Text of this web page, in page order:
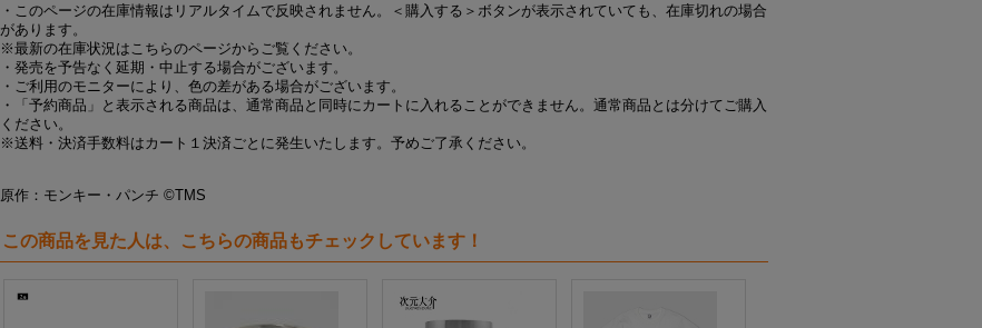
・このページの在庫情報はリアルタイムで反映されません。＜購入する＞ボタンが表示されていても、在庫切れの場合
があります。
※最新の在庫状況はこちらのページからご覧ください。
・発売を予告なく延期・中止する場合がございます。
・ご利用のモニターにより、色の差がある場合がございます。
・「予約商品」と表示される商品は、通常商品と同時にカートに入れることができません。通常商品とは分けてご購入
ください。
※送料・決済手数料はカート１決済ごとに発生いたします。予めご了承ください。
原作：モンキー・パンチ ©TMS
この商品を見た人は、こちらの商品もチェックしています！